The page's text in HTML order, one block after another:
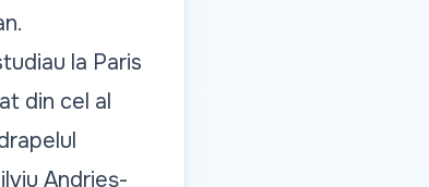
la Paris
din cel al
Andrieș-